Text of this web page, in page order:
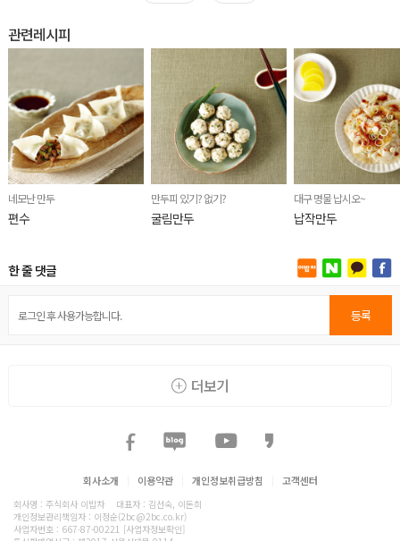
관련레시피
네모난 만두
편수
만두피 있기? 없기?
굴림만두
대구 명물 납시오~
납작만두
한 줄 댓글
등록
더보기
회사소개 이용약관 개인정보취급방침 고객센터
회사명 : 주식회사 이밥차
대표자 : 김선숙, 이돈희
개인정보관리책임자 : 이정순(2bc@2bc.co.kr)
사업자번호 : 667-87-00221 [사업자정보확인]